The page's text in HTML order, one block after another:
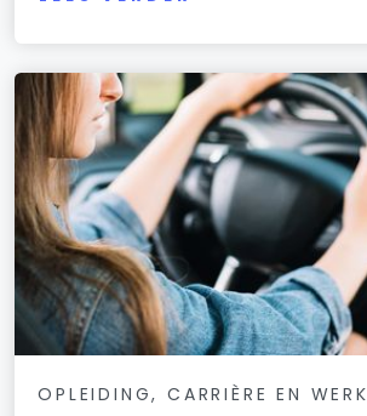
OPLEIDING, CARRIÈRE EN WERK